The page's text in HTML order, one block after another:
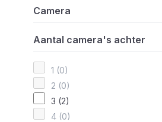
Camera
Aantal camera's achter
1 (0)
2 (0)
3 (2)
4 (0)